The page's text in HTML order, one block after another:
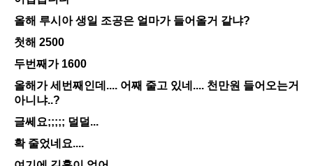
올해 루시아 생일 조공은 얼마가 들어올거 같냐?
첫해 2500
두번째가 1600
올해가 세번째인데.... 어째 줄고 있네.... 천만원 들어오는거
아니냐..?
글쎄요;;;;; 덜덜...
확 줄었네요....